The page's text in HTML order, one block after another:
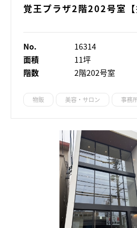
覚王プラザ2階202号室【
No.
16314
面積
11坪
階数
2階202号室
物販 美容・サロン 事務